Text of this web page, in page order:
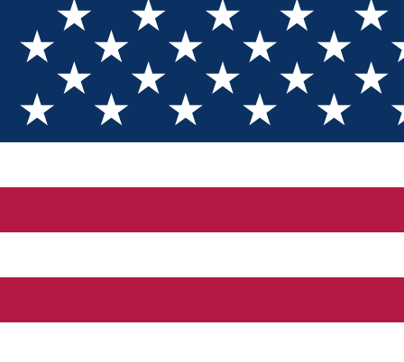
Asociatia "Centrul de Informare si Documentare
pentru Integrare Europeana si Dezvoltare
Durabila" Braila
Asociatia „Centrul de Informare si Documentare pentru
organizatia constituita in anul 2005, la initiativa Consiliului